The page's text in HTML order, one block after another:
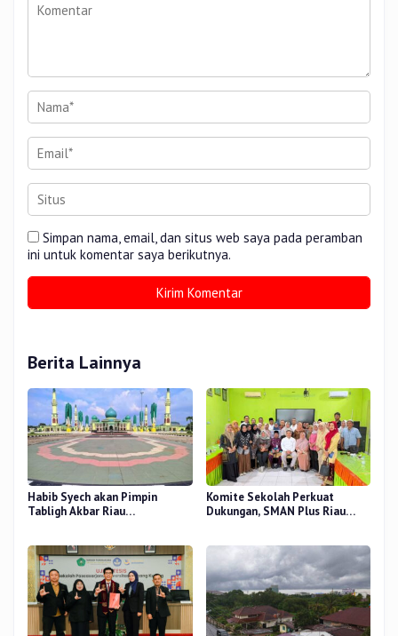
Simpan nama, email, dan situs web saya pada peramban
ini untuk komentar saya berikutnya.
Berita Lainnya
Habib Syech akan Pimpin
Tabligh Akbar Riau
Komite Sekolah Perkuat
Dukungan, SMAN Plus Riau